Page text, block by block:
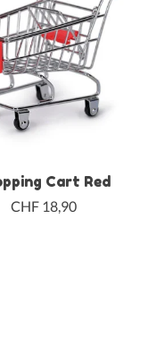
Cart Red
CHF 18,90